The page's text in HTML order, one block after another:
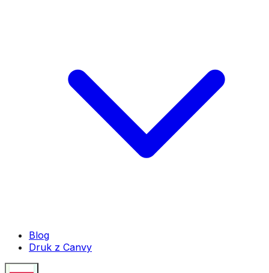
Blog
Druk z Canvy